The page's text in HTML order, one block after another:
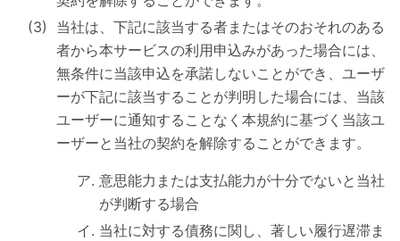
当社は、下記に該当する者またはそのおそれのある
者から本サービスの利用申込みがあった場合には、
無条件に当該申込を承諾しないことができ、ユーザ
ーが下記に該当することが判明した場合には、当該
ユーザーに通知することなく本規約に基づく当該ユ
ーザーと当社の契約を解除することができます。
意思能力または支払能力が十分でないと当社
が判断する場合
当社に対する債務に関し、著しい履行遅滞ま